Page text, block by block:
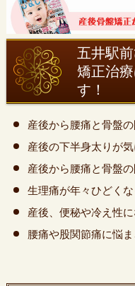
五井駅
矯正治
す！
産後から腰痛と骨盤
産後の下半身太りが
産後から腰痛と骨盤
生理痛が年々ひどく
産後、便秘や冷え性
腰痛や股関節痛に悩